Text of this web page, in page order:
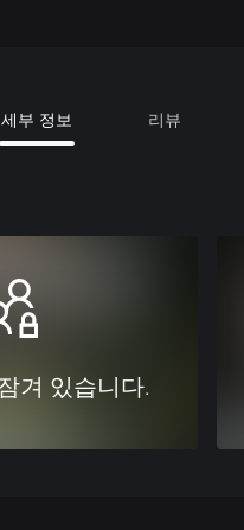
세부 정보 리뷰
겨 있습니다.